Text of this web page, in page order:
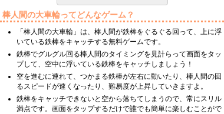
棒人間の大車輪ってどんなゲーム？
「棒人間の大車輪」は、棒人間が鉄棒をぐるぐる回って、上に浮
いている鉄棒をキャッチする無料ゲームです。
鉄棒でグルグル回る棒人間のタイミングを見計らって画面をタッ
プして、空中に浮いている鉄棒をキャッチしましょう！
空を進むに連れて、つかまる鉄棒が左右に動いたり、棒人間の回
るスピードが速くなったり、難易度が上昇していきますよ。
鉄棒をキャッチできないと空から落ちてしまうので、常にスリル
満点です。画面をタップするだけで誰でも簡単に楽しむことがで